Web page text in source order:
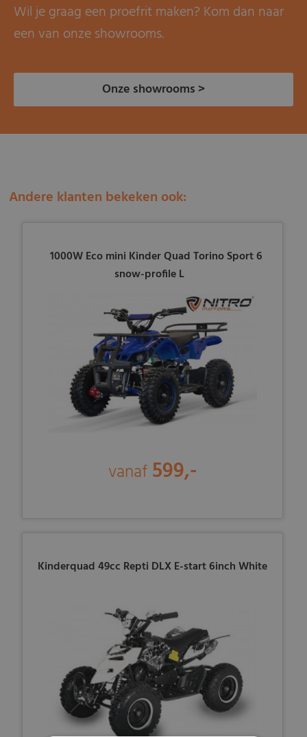
Wil je graag een proefrit maken? Kom dan naar
een van onze showrooms.
Onze showrooms >
Andere klanten bekeken ook:
1000W Eco mini Kinder Quad Torino Sport 6
snow-profile L
vanaf 599,-
Kinderquad 49cc Repti DLX E-start 6inch White